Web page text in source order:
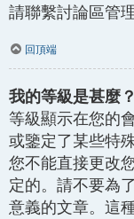
請聯繫討論區管理
回頂端
我的等級是甚麼
等級顯示在您的
或鑒定了某些特
您不能直接更改
定的。請不要為
意義的文章。這